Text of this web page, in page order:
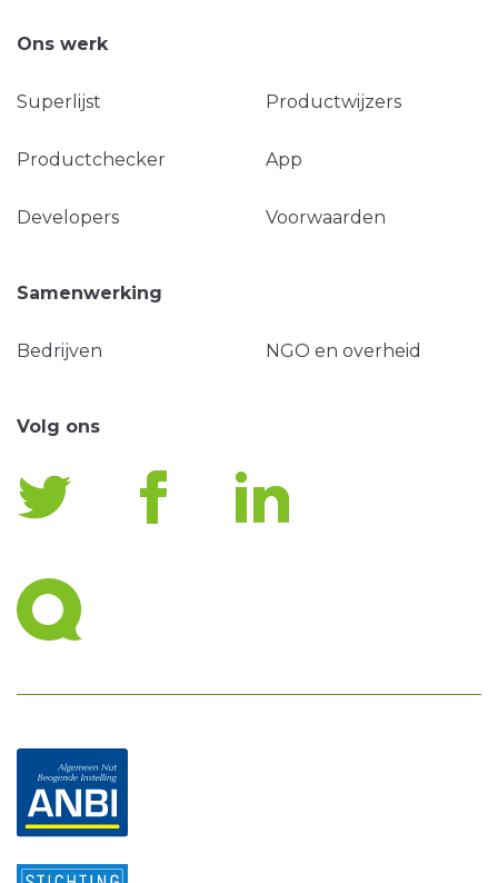
Ons werk
Superlijst Productwijzers
Productchecker App
Developers Voorwaarden
Samenwerking
Bedrijven NGO en overheid
Volg ons